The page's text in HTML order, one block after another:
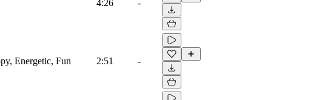
4:26 -
Energetic, Fun 2:51 -